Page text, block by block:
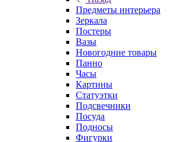
Предметы интерьера
Зеркала
Постеры
Вазы
Новогодние товары
Панно
Часы
Картины
Статуэтки
Подсвечники
Посуда
Подносы
Фигурки